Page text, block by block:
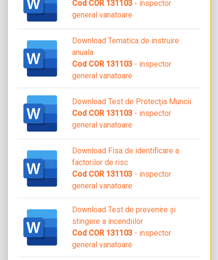
Cod COR 131103 - inspector
general vanatoare
Download Tematica de instruire
anuala
Cod COR 131103 - inspector
general vanatoare
Download Test de Protecția Muncii
Cod COR 131103 - inspector
general vanatoare
Download Fisa de identificare a
factorilor de risc
Cod COR 131103 - inspector
general vanatoare
Download Test de prevenire și
stingere a incendiilor
Cod COR 131103 - inspector
general vanatoare